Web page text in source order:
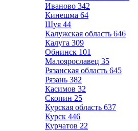
Иваново 342
Кинешма 64
Шуя 44
Калужская область 646
Калуга 309
Обнинск 101
Малоярославец 35
Рязанская область 645
Рязань 382
Касимов 32
Скопин 25
Курская область 637
Курск 446
Курчатов 22